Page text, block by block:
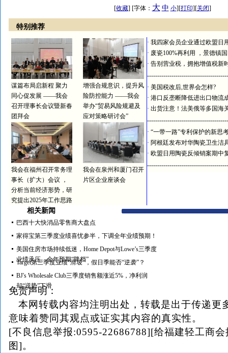
[收藏] [字体： 大 中 小][打印][关闭]
特别推荐
谋篇布局启新程 聚力
同心促发展 ——我会
召开理事长会议暨新春
团拜会
增强合规意识，提升风
险防控能力 ——我会
举办“贸易风险规避及
应对策略研讨会”
我会在福州召开常务理
事长（扩大）会议 ，
分析当前经济形势，研
究提出2025年工作思路
我会在泉州和厦门召开
片区企业座谈会
· 我四家会员企业通过欧盟日
· 废瓷100%再利用 ，景德镇
· 告别营业税，拥抱增值税新
· 美国税改后,世界会怎样?
· 港口反垄断降低进出口物流
· 出货注意！法美俄等多国海
· “一带一路”专利保护的新思
· 阿根廷发布对华陶瓷卫生洁
· 欧盟日用陶瓷反倾销案期中
相关新闻
巴西十大快消品零售商大盘点
家得宝第三季度业绩喜忧参半，下调全年业绩预期！
美国住房市场持续低迷，Home Depot与Lowe’s三季度
业绩承压、全年预期“降档”
Target第三季度业绩“滑坡”，假日季能否“逆袭”？
BJ's Wholesale Club三季度销售额涨近5%，净利润
却“逆势”下滑
免责声明：
本网转载内容均注明出处，转载是出于传递更
意味着赞同其观点或证实其内容的真实性。
[不良信息举报:0595-22686788][给福建轻工商
图]。